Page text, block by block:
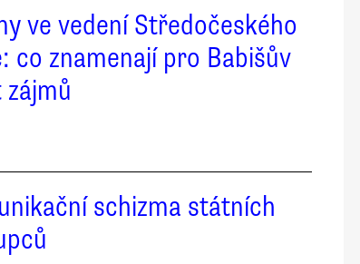
ve vedení Středočeského
co znamenají pro Babišův
schizma státních